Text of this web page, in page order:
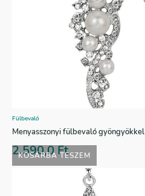
KOSÁRBA TESZEM
Fülbevaló
Menyasszonyi fülbevaló gyöngyökkel
2.590,0Ft